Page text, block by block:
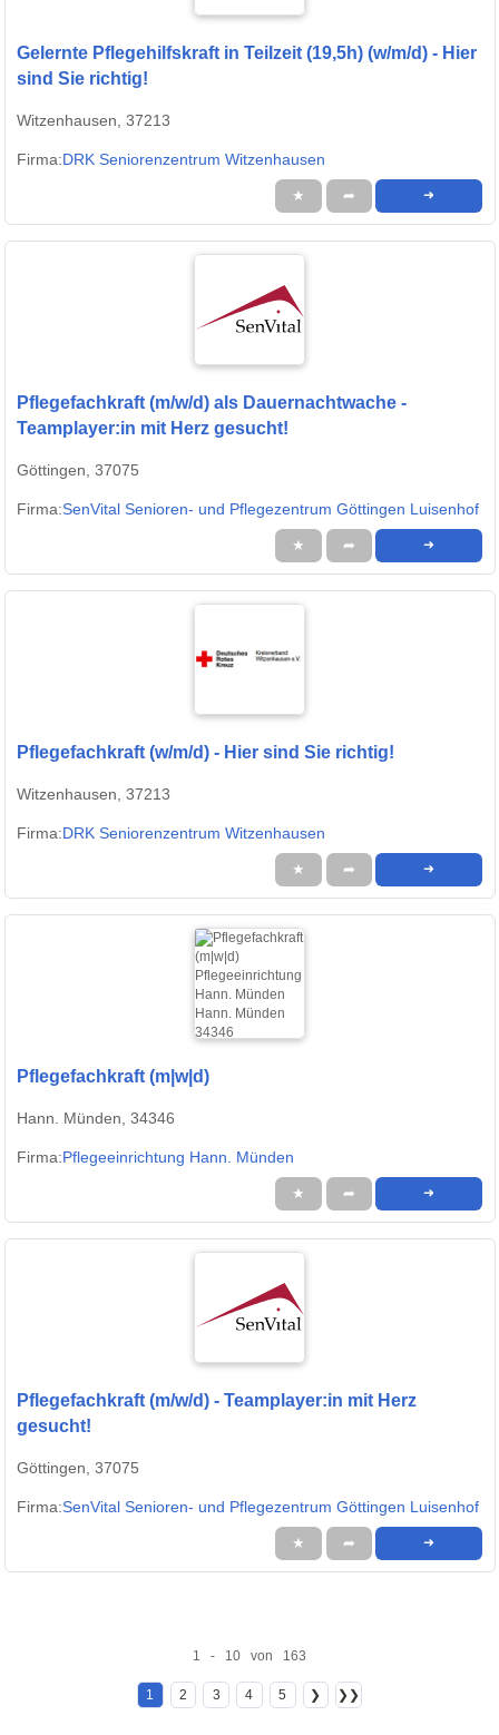
Gelernte Pflegehilfskraft in Teilzeit (19,5h) (w/m/d) - Hier
sind Sie richtig!
Witzenhausen, 37213
Firma:DRK Seniorenzentrum Witzenhausen
★ ➦ ➜
Pflegefachkraft (m/w/d) als Dauernachtwache -
Teamplayer:in mit Herz gesucht!
Göttingen, 37075
Firma:SenVital Senioren- und Pflegezentrum Göttingen Luisenhof
★ ➦ ➜
Pflegefachkraft (w/m/d) - Hier sind Sie richtig!
Witzenhausen, 37213
Firma:DRK Seniorenzentrum Witzenhausen
★ ➦ ➜
Pflegefachkraft (m|w|d)
Hann. Münden, 34346
Firma:Pflegeeinrichtung Hann. Münden
★ ➦ ➜
Pflegefachkraft (m/w/d) - Teamplayer:in mit Herz
gesucht!
Göttingen, 37075
Firma:SenVital Senioren- und Pflegezentrum Göttingen Luisenhof
★ ➦ ➜
1 - 10 von 163
1 2 3 4 5 ❯ ❯❯